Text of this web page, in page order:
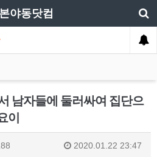
야동닷컴
남자들에 둘러싸여 집단으
이
2020.01.22 23:47